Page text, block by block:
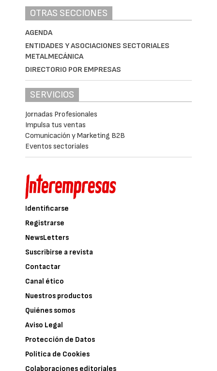
OTRAS SECCIONES
AGENDA
ENTIDADES Y ASOCIACIONES SECTORIALES
METALMECÁNICA
DIRECTORIO POR EMPRESAS
SERVICIOS
Jornadas Profesionales
Impulsa tus ventas
Comunicación y Marketing B2B
Eventos sectoriales
Identificarse
Registrarse
NewsLetters
Suscribirse a revista
Contactar
Canal ético
Nuestros productos
Quiénes somos
Aviso Legal
Protección de Datos
Política de Cookies
Colaboraciones editoriales